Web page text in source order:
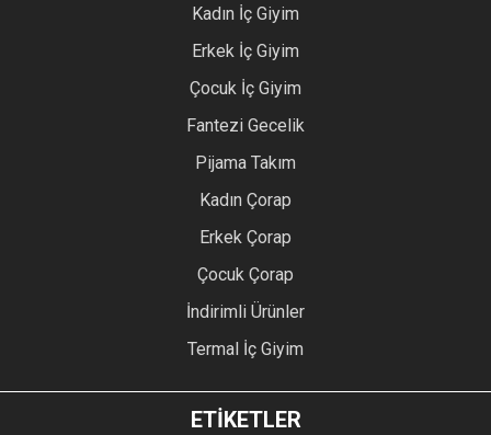
Kadın İç Giyim
Erkek İç Giyim
Çocuk İç Giyim
Fantezi Gecelik
Pijama Takım
Kadın Çorap
Erkek Çorap
Çocuk Çorap
İndirimli Ürünler
Termal İç Giyim
ETİKETLER